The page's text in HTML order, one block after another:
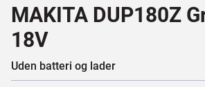
MAKITA DUP180Z
18V
Uden batteri og lader